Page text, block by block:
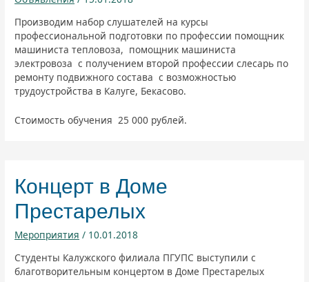
Производим набор слушателей на курсы
профессиональной подготовки по профессии помощник
машиниста тепловоза, помощник машиниста
электровоза с получением второй профессии слесарь по
ремонту подвижного состава с возможностью
трудоустройства в Калуге, Бекасово.
Стоимость обучения 25 000 рублей.
Концерт в Доме
Престарелых
Мероприятия / 10.01.2018
Студенты Калужского филиала ПГУПС выступили с
благотворительным концертом в Доме Престарелых